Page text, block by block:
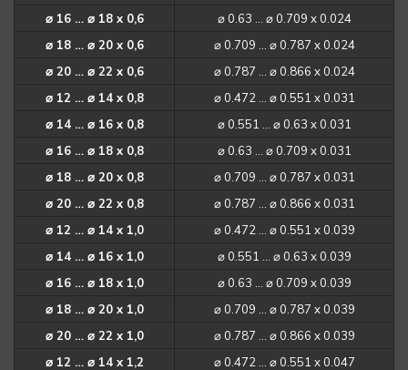
⌀ 16 … ⌀ 18 x 0,6
⌀ 0.63 … ⌀ 0.709 x 0.024
⌀ 18 … ⌀ 20 x 0,6
⌀ 0.709 … ⌀ 0.787 x 0.024
⌀ 20 … ⌀ 22 x 0,6
⌀ 0.787 … ⌀ 0.866 x 0.024
⌀ 12 … ⌀ 14 x 0,8
⌀ 0.472 … ⌀ 0.551 x 0.031
⌀ 14 … ⌀ 16 x 0,8
⌀ 0.551 … ⌀ 0.63 x 0.031
⌀ 16 … ⌀ 18 x 0,8
⌀ 0.63 … ⌀ 0.709 x 0.031
⌀ 18 … ⌀ 20 x 0,8
⌀ 0.709 … ⌀ 0.787 x 0.031
⌀ 20 … ⌀ 22 x 0,8
⌀ 0.787 … ⌀ 0.866 x 0.031
⌀ 12 … ⌀ 14 x 1,0
⌀ 0.472 … ⌀ 0.551 x 0.039
⌀ 14 … ⌀ 16 x 1,0
⌀ 0.551 … ⌀ 0.63 x 0.039
⌀ 16 … ⌀ 18 x 1,0
⌀ 0.63 … ⌀ 0.709 x 0.039
⌀ 18 … ⌀ 20 x 1,0
⌀ 0.709 … ⌀ 0.787 x 0.039
⌀ 20 … ⌀ 22 x 1,0
⌀ 0.787 … ⌀ 0.866 x 0.039
⌀ 12 … ⌀ 14 x 1,2
⌀ 0.472 … ⌀ 0.551 x 0.047